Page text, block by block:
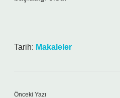
Tarih: Makaleler
Önceki Yazı